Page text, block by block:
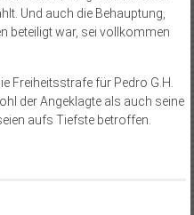
Und auch die Behauptung,
beteiligt war, sei vollkommen
Freiheitsstrafe für Pedro G.H.
der Angeklagte als auch seine
aufs Tiefste betroffen.